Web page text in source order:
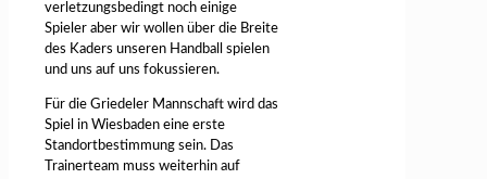
verletzungsbedingt noch einige
Spieler aber wir wollen über die Breite
des Kaders unseren Handball spielen
und uns auf uns fokussieren.
Für die Griedeler Mannschaft wird das
Spiel in Wiesbaden eine erste
Standortbestimmung sein. Das
Trainerteam muss weiterhin auf